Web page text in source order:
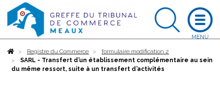
AccueilRegistre du Commerce
formulaire modification 2
SARL - Transfert d’un établissement complémentaire au sein
du même ressort, suite à un transfert d’activités